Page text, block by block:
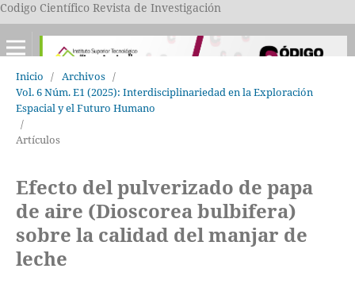
Codigo Científico Revista de Investigación
Inicio / Archivos /
Vol. 6 Núm. E1 (2025): Interdisciplinariedad en la Exploración
Espacial y el Futuro Humano
/
Artículos
Efecto del pulverizado de papa
de aire (Dioscorea bulbifera)
sobre la calidad del manjar de
leche